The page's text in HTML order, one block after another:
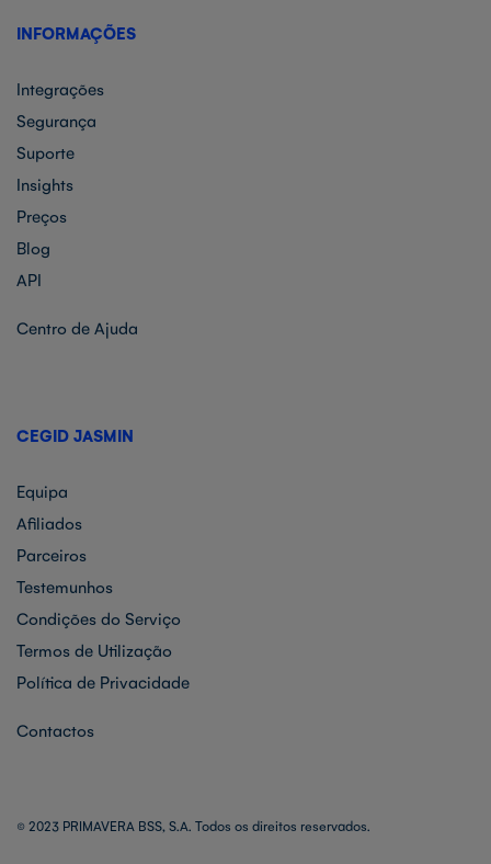
INFORMAÇÕES
Integrações
Segurança
Suporte
Insights
Preços
Blog
API
Centro de Ajuda
CEGID JASMIN
Equipa
Afiliados
Parceiros
Testemunhos
Condições do Serviço
Termos de Utilização
Política de Privacidade
Contactos
© 2023 PRIMAVERA BSS, S.A. Todos os direitos reservados.